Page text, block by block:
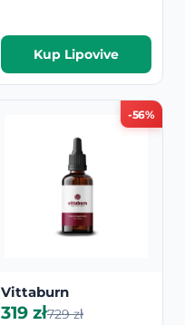
Kup Lipovive
-56%
Vittaburn
319 zł729 zł